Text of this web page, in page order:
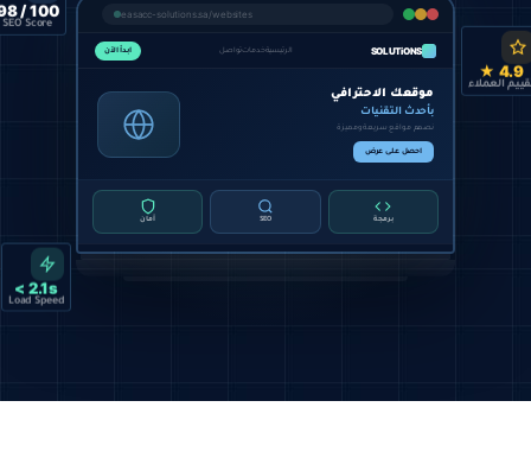
easacc-solutions.sa/websites
SOLUTiONS الرئيسيةخدماتتواصل ابدأ الآن
موقعك الاحترافي
بأحدث التقنيات
نصمم مواقع سريعة ومميزة
احصل على عرض
برمجة SEO أمان
100 / 98
SEO Score
2.1s >
Load Speed
4.9
العملاء